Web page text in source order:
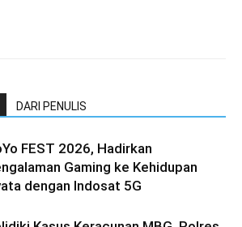
DARI PENULIS
FEST 2026, Hadirkan
Gaming ke Kehidupan
dengan Indosat 5G